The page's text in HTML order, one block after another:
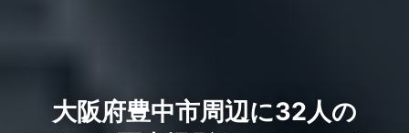
大阪府豊中市周辺に32人の